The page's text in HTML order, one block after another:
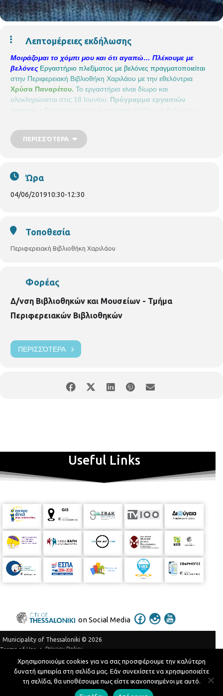
Λεπτομέρειες εκδήλωσης
Μοιράζομαι το χόμπι μου και ότι αγαπώ… Πλέκουμε με
βελόνες Εργαστήριο πλεξίματος με βελόνες πραγματοποιείται
στην Περιφερειακή Βιβλιοθήκη Χαριλάου με την εθελόντρια
Χρύσα Παναρέτου. Το εργαστήριο είναι δίωρο και
ολοκληρώνεται στις 18 Ιουνίου. Πρόγραμμα εργασιών
Ιουνίου:
• Επανάληψη στις κυριότερες πλέξεις με βελόνες
και καλοκαιρινά project Για όσες κυρίες συμμετέχουν. Δεν
υπάρχουν διαθέσιμες θέσεις
ΠΕΡΙΣΣΌΤΕΡΑ
Ώρα
04/06/201910:30-12:30
Τοποθεσία
Περιφερειακή Βιβλιοθήκη Χαριλάου
Φορέας
Δ/νση Βιβλιοθηκών και Μουσείων - Τμήμα
Περιφερειακών Βιβλιοθηκών
ΠΕΡΙΣΣΌΤΕΡΑ
Useful Links
on Social Media
Municipality of Thessaloniki © 2026
Terms of Use
Privacy Policy
Telephone Catalog
Developed byMyCompany Projects
Χρησιμοποιούμε cookies για να σας προσφέρουμε την καλύτερη
δυνατή εμπειρία στη σελίδα μας. Εάν συνεχίσετε να χρησιμοποιείτε
τη σελίδα, θα υποθέσουμε πως είστε ικανοποιημένοι με αυτό.